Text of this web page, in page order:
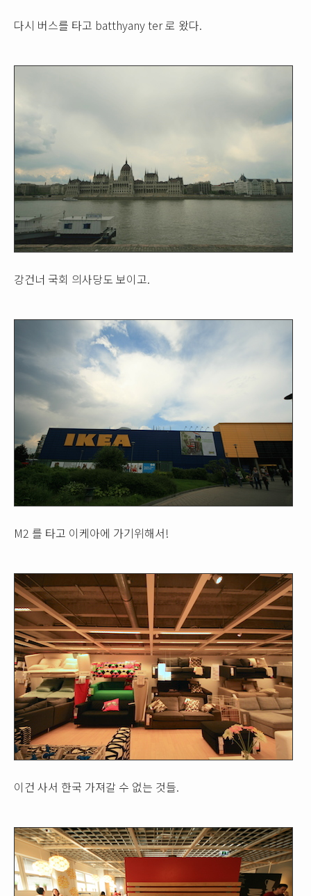
다시 버스를 타고 batthyany ter 로 왔다.
강건너 국회 의사당도 보이고.
M2 를 타고 이케아에 가기위해서!
이건 사서 한국 가져갈 수 없는 것들.